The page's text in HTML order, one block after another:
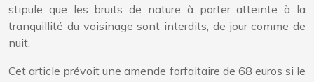
stipule que les bruits de nature à porter atteinte à la
tranquillité du voisinage sont interdits, de jour comme de
nuit.
Cet article prévoit une amende forfaitaire de 68 euros si le